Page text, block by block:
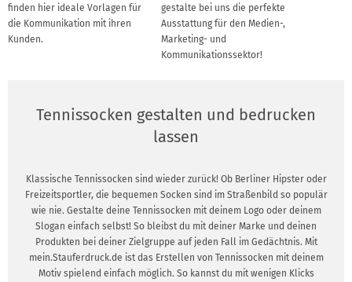
finden hier ideale Vorlagen für
die Kommunikation mit ihren
Kunden.
gestalte bei uns die perfekte
Ausstattung für den Medien-,
Marketing- und
Kommunikationssektor!
Tennissocken gestalten und bedrucken
lassen
Klassische Tennissocken sind wieder zurück! Ob Berliner Hipster oder
Freizeitsportler, die bequemen Socken sind im Straßenbild so populär
wie nie. Gestalte deine Tennissocken mit deinem Logo oder deinem
Slogan einfach selbst! So bleibst du mit deiner Marke und deinen
Produkten bei deiner Zielgruppe auf jeden Fall im Gedächtnis. Mit
mein.Stauferdruck.de ist das Erstellen von Tennissocken mit deinem
Motiv spielend einfach möglich. So kannst du mit wenigen Klicks